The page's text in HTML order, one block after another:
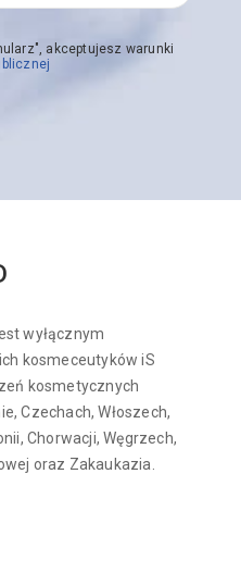
akceptujesz warunki
wyłącznym
kosmeceutyków iS
kosmetycznych
Czechach, Włoszech,
Chorwacji, Węgrzech,
oraz Zakaukazia.